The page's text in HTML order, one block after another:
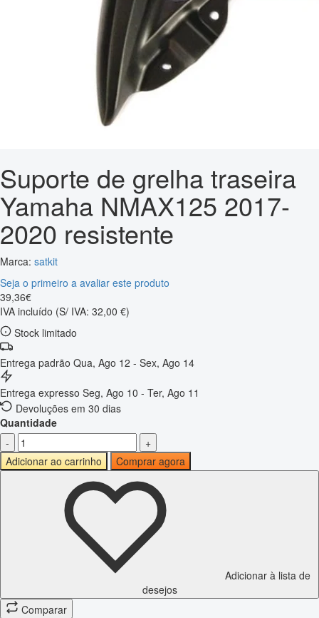
Suporte de grelha traseira
Yamaha NMAX125 2017-
2020 resistente
Marca: satkit
Seja o primeiro a avaliar este produto
39,36€
IVA incluído (S/ IVA: 32,00 €)
Stock limitado
Entrega padrão Qua, Ago 12 - Sex, Ago 14
Entrega expresso Seg, Ago 10 - Ter, Ago 11
Devoluções em 30 dias
Quantidade
-
+
Adicionar ao carrinho
Comprar agora
Adicionar à lista de
desejos
Comparar